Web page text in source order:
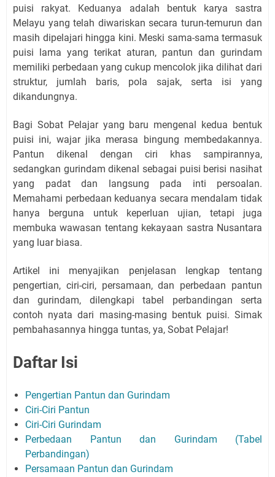
puisi rakyat. Keduanya adalah bentuk karya sastra
Melayu yang telah diwariskan secara turun-temurun dan
masih dipelajari hingga kini. Meski sama-sama termasuk
puisi lama yang terikat aturan, pantun dan gurindam
memiliki perbedaan yang cukup mencolok jika dilihat dari
struktur, jumlah baris, pola sajak, serta isi yang
dikandungnya.
Bagi Sobat Pelajar yang baru mengenal kedua bentuk
puisi ini, wajar jika merasa bingung membedakannya.
Pantun dikenal dengan ciri khas sampirannya,
sedangkan gurindam dikenal sebagai puisi berisi nasihat
yang padat dan langsung pada inti persoalan.
Memahami perbedaan keduanya secara mendalam tidak
hanya berguna untuk keperluan ujian, tetapi juga
membuka wawasan tentang kekayaan sastra Nusantara
yang luar biasa.
Artikel ini menyajikan penjelasan lengkap tentang
pengertian, ciri-ciri, persamaan, dan perbedaan pantun
dan gurindam, dilengkapi tabel perbandingan serta
contoh nyata dari masing-masing bentuk puisi. Simak
pembahasannya hingga tuntas, ya, Sobat Pelajar!
Daftar Isi
Pengertian Pantun dan Gurindam
Ciri-Ciri Pantun
Ciri-Ciri Gurindam
Perbedaan Pantun dan Gurindam (Tabel
Perbandingan)
Persamaan Pantun dan Gurindam